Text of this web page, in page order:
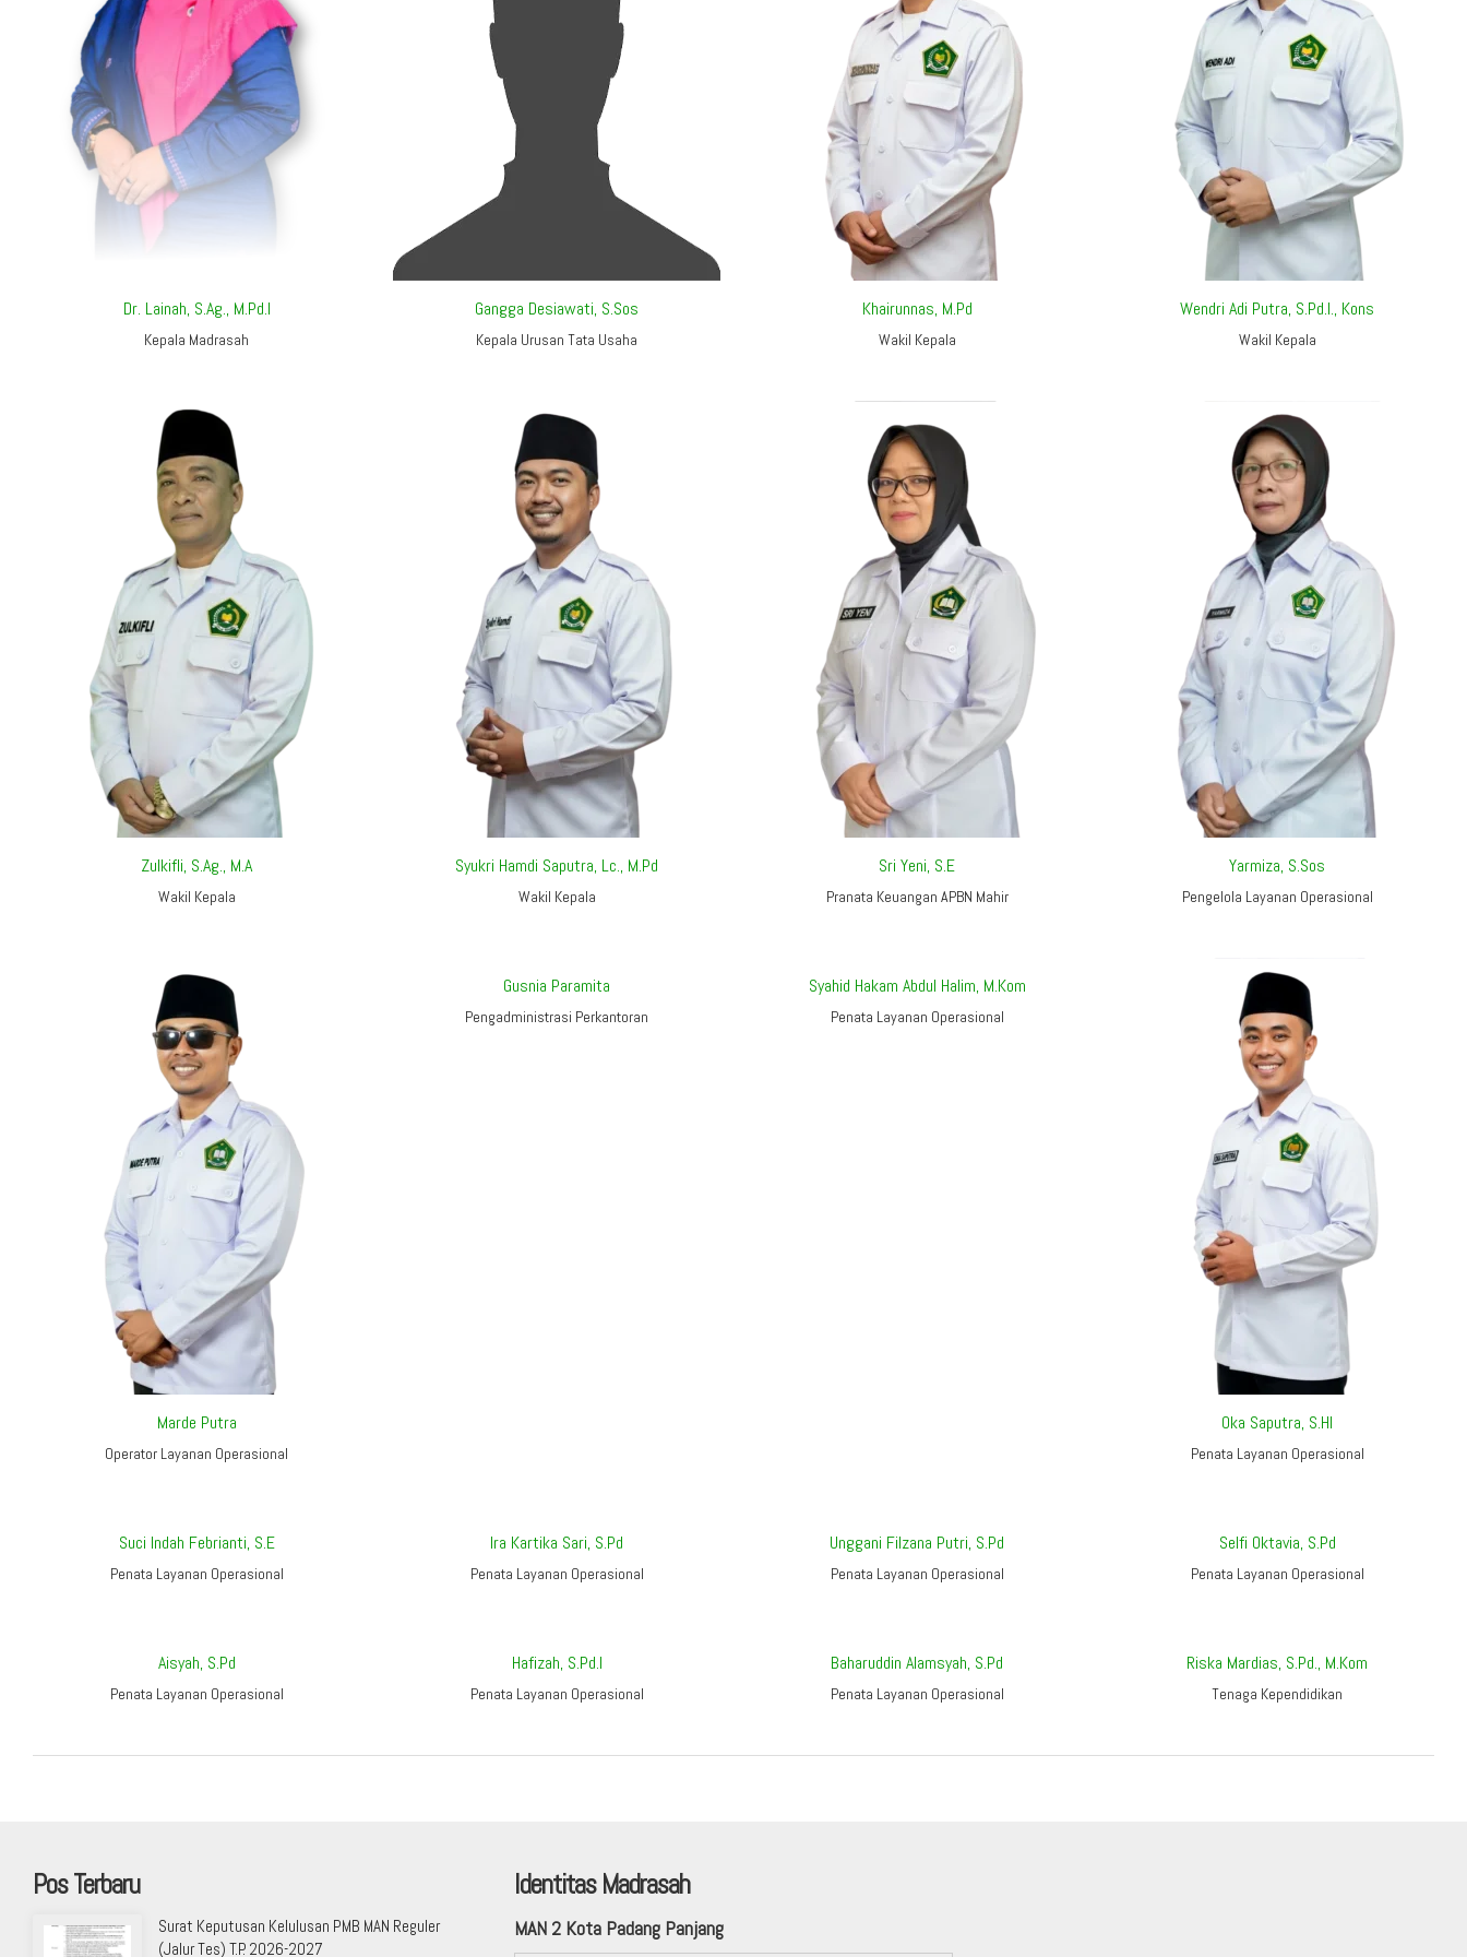
Dr. Lainah, S.Ag., M.Pd.I
Kepala Madrasah
Gangga Desiawati, S.Sos
Kepala Urusan Tata Usaha
Khairunnas, M.Pd
Wakil Kepala
Wendri Adi Putra, S.Pd.I., Kons
Wakil Kepala
Zulkifli, S.Ag., M.A
Wakil Kepala
Syukri Hamdi Saputra, Lc., M.Pd
Wakil Kepala
Sri Yeni, S.E
Pranata Keuangan APBN Mahir
Yarmiza, S.Sos
Pengelola Layanan Operasional
Marde Putra
Operator Layanan Operasional
Gusnia Paramita
Pengadministrasi Perkantoran
Syahid Hakam Abdul Halim, M.Kom
Penata Layanan Operasional
Oka Saputra, S.HI
Penata Layanan Operasional
Suci Indah Febrianti, S.E
Penata Layanan Operasional
Ira Kartika Sari, S.Pd
Penata Layanan Operasional
Unggani Filzana Putri, S.Pd
Penata Layanan Operasional
Selfi Oktavia, S.Pd
Penata Layanan Operasional
Aisyah, S.Pd
Penata Layanan Operasional
Hafizah, S.Pd.I
Penata Layanan Operasional
Baharuddin Alamsyah, S.Pd
Penata Layanan Operasional
Riska Mardias, S.Pd., M.Kom
Tenaga Kependidikan
Pos Terbaru
Surat Keputusan Kelulusan PMB MAN Reguler
(Jalur Tes) T.P. 2026-2027
Identitas Madrasah
MAN 2 Kota Padang Panjang